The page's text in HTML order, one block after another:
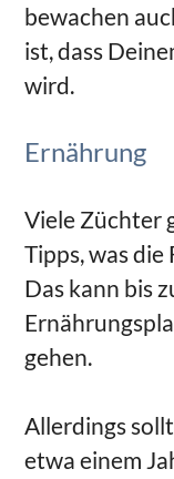
bewachen
ist, dass
wird.
Ernährung
Viele Züchter
Tipps, was
Das kann bis
gehen.
Allerdings
etwa einem